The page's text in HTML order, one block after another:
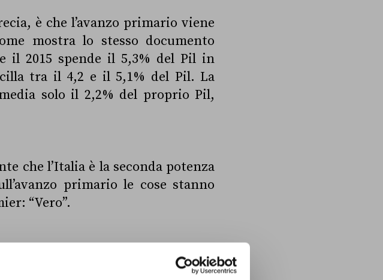
è che l’avanzo primario viene
mostra lo stesso documento
il 2015 spende il 5,3% del Pil in
tra il 4,2 e il 5,1% del Pil. La
solo il 2,2% del proprio Pil,
che l’Italia è la seconda potenza
primario le cose stanno
“Vero”.